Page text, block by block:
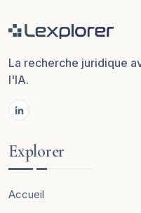
La recherche juridique
l'IA.
Explorer
Accueil